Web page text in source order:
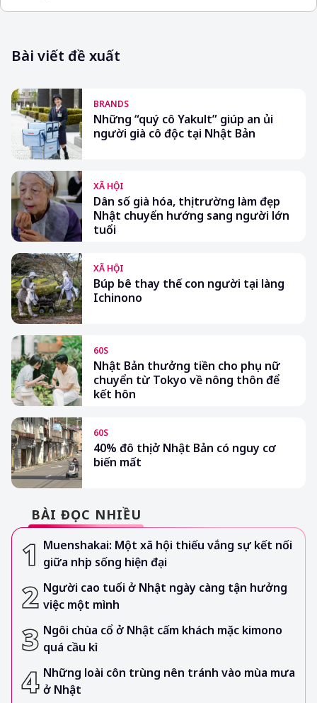
Bài viết đề xuất
BRANDS
Những “quý cô Yakult” giúp an ủi
người già cô độc tại Nhật Bản
XÃ HỘI
Dân số già hóa, thị trường làm đẹp
Nhật chuyển hướng sang người lớn
tuổi
XÃ HỘI
Búp bê thay thế con người tại làng
Ichinono
60S
Nhật Bản thưởng tiền cho phụ nữ
chuyển từ Tokyo về nông thôn để
kết hôn
60S
40% đô thị ở Nhật Bản có nguy cơ
biến mất
BÀI ĐỌC NHIỀU
Muenshakai: Một xã hội thiếu vắng sự kết nối
giữa nhịp sống hiện đại
Người cao tuổi ở Nhật ngày càng tận hưởng
việc một mình
Ngôi chùa cổ ở Nhật cấm khách mặc kimono
quá cầu kì
Những loài côn trùng nên tránh vào mùa mưa
ở Nhật